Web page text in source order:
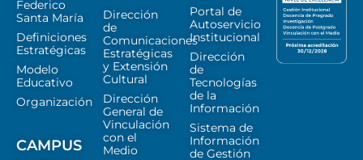
Federico
Santa María
Definiciones
Estratégicas
Modelo
Educativo
Organización
CAMPUS
Dirección
de
Comunicaciones
Estratégicas
y Extensión
Cultural
Dirección
General de
Vinculación
con el
Medio
Portal de
Autoservicio
Institucional
Dirección
de
Tecnologías
de la
Información
Sistema de
Información
de Gestión